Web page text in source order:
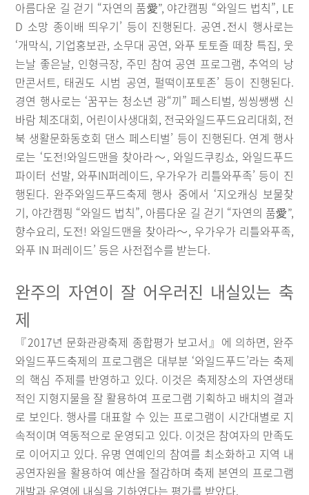
아름다운 길 걷기 “자연의 품愛”, 야간캠핑 “와일드 법칙”, LE
D 소망 종이배 띄우기’ 등이 진행된다. 공연․전시 행사로는
‘개막식, 기업홍보관, 소무대 공연, 와푸 토토즐 떼창 특집, 웃
는날 좋은날, 인형극장, 주민 참여 공연 프로그램, 추억의 낭
만콘서트, 태권도 시범 공연, 펄떡이포토존’ 등이 진행된다.
경연 행사로는 ‘꿈꾸는 청소년 광“끼” 페스티벌, 씽씽쌩쌩 신
바람 체조대회, 어린이사생대회, 전국와일드푸드요리대회, 전
북 생활문화동호회 댄스 페스티벌’ 등이 진행된다. 연계 행사
로는 ‘도전!와일드맨을 찾아라～, 와일드쿠킹쇼, 와일드푸드
파이터 선발, 와푸IN퍼레이드, 우가우가 리틀와푸족’ 등이 진
행된다. 완주와일드푸드축제 행사 중에서 ‘지오캐싱 보물찾
기, 야간캠핑 “와일드 법칙”, 아름다운 길 걷기 “자연의 품愛”,
향수요리, 도전! 와일드맨을 찾아라～, 우가우가 리틀와푸족,
와푸 IN 퍼레이드’ 등은 사전접수를 받는다.
완주의 자연이 잘 어우러진 내실있는 축
제
『2017년 문화관광축제 종합평가 보고서』에 의하면, 완주
와일드푸드축제의 프로그램은 대부분 ‘와일드푸드’라는 축제
의 핵심 주제를 반영하고 있다. 이것은 축제장소의 자연생태
적인 지형지물을 잘 활용하여 프로그램 기획하고 배치의 결과
로 보인다. 행사를 대표할 수 있는 프로그램이 시간대별로 지
속적이며 역동적으로 운영되고 있다. 이것은 참여자의 만족도
로 이어지고 있다. 유명 연예인의 참여를 최소화하고 지역 내
공연자원을 활용하여 예산을 절감하며 축제 본연의 프로그램
개발과 운영에 내실을 기하였다는 평가를 받았다.